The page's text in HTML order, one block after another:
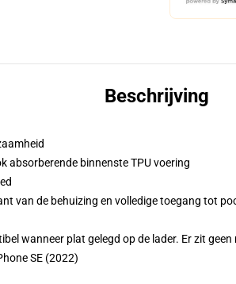
Beschrijving
absorberende binnenste TPU voering
van de behuizing en volledige toegang tot
wanneer plat gelegd op de lader. Er zit geen
SE (2022)